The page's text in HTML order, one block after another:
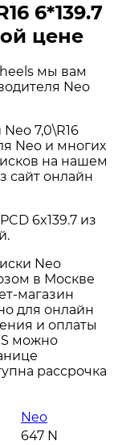
6*139.7
цене
мы вам
Neo
7,0\R16
Neo и многих
на нашем
сайт онлайн
6x139.7 из
Neo
в Москве
магазин
для онлайн
и оплаты
S можно
рассрочка
Neo
647 N